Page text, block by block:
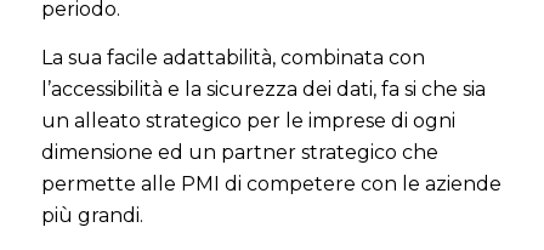
periodo.
La sua facile adattabilità, combinata con
l’accessibilità e la sicurezza dei dati, fa si che sia
un alleato strategico per le imprese di ogni
dimensione ed un partner strategico che
permette alle PMI di competere con le aziende
più grandi.